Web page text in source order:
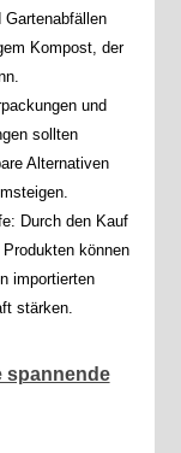
Kompost, der
und
sollten
Alternativen
Durch den Kauf
können
importierten
stärken.
spannende